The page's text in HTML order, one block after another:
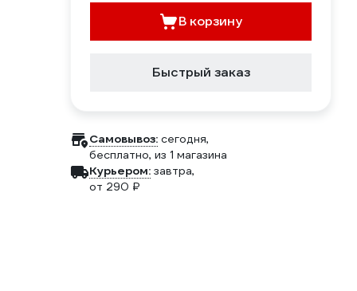
В корзину
Быстрый заказ
Самовывоз: сегодня,
бесплатно, из 1 магазина
Курьером: завтра,
от 290 ₽